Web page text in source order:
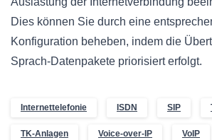
Dies können Sie durch eine
Konfiguration beheben, indem die
Sprach-Datenpakete priorisiert erfolgt.
Internettelefonie ISDN SIP
TK-Anlagen Voice-over-IP VoIP